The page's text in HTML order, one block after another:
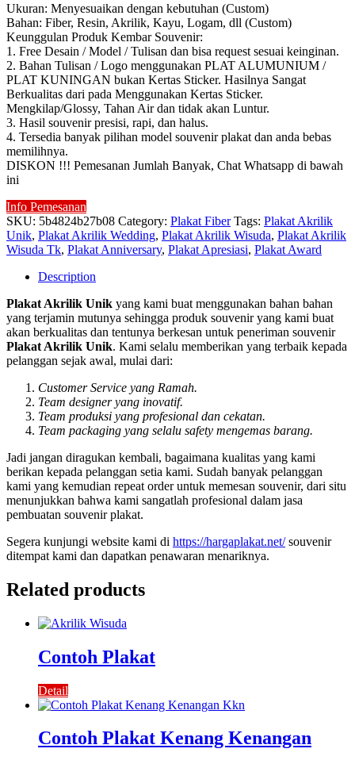
Ukuran: Menyesuaikan dengan kebutuhan (Custom)
Bahan: Fiber, Resin, Akrilik, Kayu, Logam, dll (Custom)
Keunggulan Produk Kembar Souvenir:
1. Free Desain / Model / Tulisan dan bisa request sesuai keinginan.
2. Bahan Tulisan / Logo menggunakan PLAT ALUMUNIUM /
PLAT KUNINGAN bukan Kertas Sticker. Hasilnya Sangat
Berkualitas dari pada Menggunakan Kertas Sticker.
Mengkilap/Glossy, Tahan Air dan tidak akan Luntur.
3. Hasil souvenir presisi, rapi, dan halus.
4. Tersedia banyak pilihan model souvenir plakat dan anda bebas
memilihnya.
DISKON !!! Pemesanan Jumlah Banyak, Chat Whatsapp di bawah
ini
Info Pemesanan
SKU: 5b4824b27b08 Category: Plakat Fiber Tags: Plakat Akrilik
Unik, Plakat Akrilik Wedding, Plakat Akrilik Wisuda, Plakat Akrilik
Wisuda Tk, Plakat Anniversary, Plakat Apresiasi, Plakat Award
Description
Plakat Akrilik Unik yang kami buat menggunakan bahan bahan
yang terjamin mutunya sehingga produk souvenir yang kami buat
akan berkualitas dan tentunya berkesan untuk peneriman souvenir
Plakat Akrilik Unik. Kami selalu memberikan yang terbaik kepada
pelanggan sejak awal, mulai dari:
Customer Service yang Ramah.
Team designer yang inovatif.
Team produksi yang profesional dan cekatan.
Team packaging yang selalu safety mengemas barang.
Jadi jangan diragukan kembali, bagaimana kualitas yang kami
berikan kepada pelanggan setia kami. Sudah banyak pelanggan
kami yang kemudian repeat order untuk memesan souvenir, dari situ
menunjukkan bahwa kami sangatlah profesional dalam jasa
pembuatan souvenir plakat.
Segera kunjungi website kami di https://hargaplakat.net/souvenir
ditempat kami dan dapatkan penawaran menariknya.
Related products
Contoh Plakat
Detail
Contoh Plakat Kenang Kenangan